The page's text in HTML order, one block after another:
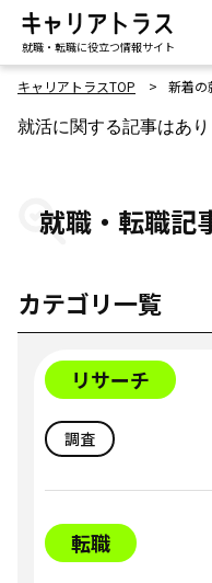
就職・転職に役立つ情報サイト
キャリアトラスTOP 新着の
就活に関する記事はあ
就職・転職記
カテゴリ一覧
リサーチ
調査
転職